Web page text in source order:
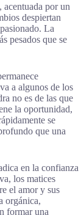
acentuada por un
despiertan
La
pesados que se
a algunos de los
no es de las que
la oportunidad,
se
que una
en la confianza
los matices
el amor y sus
orgánica,
formar una